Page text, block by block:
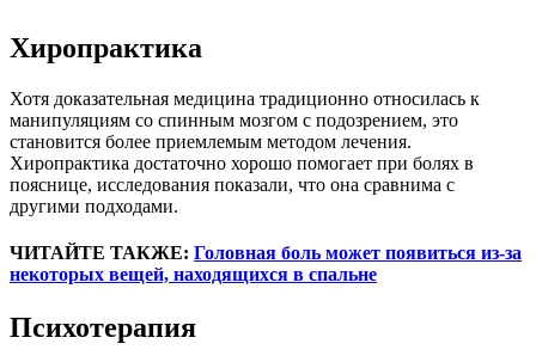
Хиропрактика
Хотя доказательная медицина традиционно относилась к
манипуляциям со спинным мозгом с подозрением, это
становится более приемлемым методом лечения.
Хиропрактика достаточно хорошо помогает при болях в
пояснице, исследования показали, что она сравнима с
другими подходами.
ЧИТАЙТЕ ТАКЖЕ: Головная боль может появиться из-за
некоторых вещей, находящихся в спальне
Психотерапия